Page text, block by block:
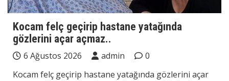
Kocam felç geçirip hastane yatağında
gözlerini açar açmaz..
6 Ağustos 2026 admin
0
Kocam felç geçirip hastane yatağında gözlerini açar